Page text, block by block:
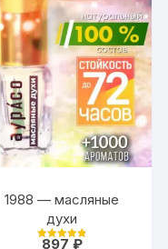
1988 — масляные
духи
Оценка
897 ₽